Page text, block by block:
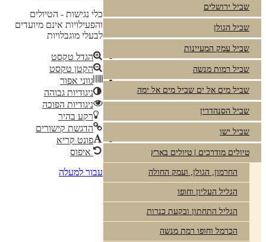
שביל ירושלים
שביל הגולן
שביל עמק המעיינות
שביל רמות מנשה
שביל מים אל ים שביל מים אל ימה
שביל הסנהדרין
שביל ישו
טיולים מודרכים | טיולים בארץ
החרמון, הגולן, ועמק החולה
הגליל העליון וחופו
הגליל התחתון ובקעת כנרות
הכרמל וחופו רמת מנשה
כלי נגישות - הטיולים
והפעילויות אינם מיועדים
לבעלי מוגבלויות
הגדל טקסט
הקטן טקסט
גווני אפור
ניגודיות גבוהה
ניגודיות הפוכה
רקע בהיר
הדגשת קישורים
פונט קריא
איפוס
עבור למעלה